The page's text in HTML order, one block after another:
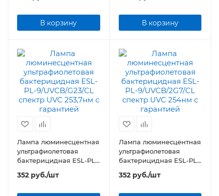
В корзину В корзину
Лампа люминесцентная
ультрафиолетовая
бактерицидная ESL-PL-
9/UVCB/G23/CL спектр
UVC 253,7нм
352 руб./шт
Лампа люминесцентная
ультрафиолетовая
бактерицидная ESL-PL-
9/UVCB/2G7/CL спектр
UVC 254нм
352руб./шт